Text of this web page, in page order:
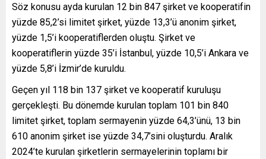
Söz konusu ayda kurulan 12 bin 847 şirket ve kooperatifin
yüzde 85,2’si limitet şirket, yüzde 13,3’ü anonim şirket,
yüzde 1,5’i kooperatiflerden oluştu. Şirket ve
kooperatiflerin yüzde 35’i İstanbul, yüzde 10,5’i Ankara ve
yüzde 5,8’i İzmir’de kuruldu.
Geçen yıl 118 bin 137 şirket ve kooperatif kuruluşu
gerçekleşti. Bu dönemde kurulan toplam 101 bin 840
limitet şirket, toplam sermayenin yüzde 64,3’ünü, 13 bin
610 anonim şirket ise yüzde 34,7’sini oluşturdu. Aralık
2024’te kurulan şirketlerin sermayelerinin toplamı bir